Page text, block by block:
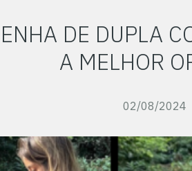
DE DUPLA
A MELHOR
02/08/2024